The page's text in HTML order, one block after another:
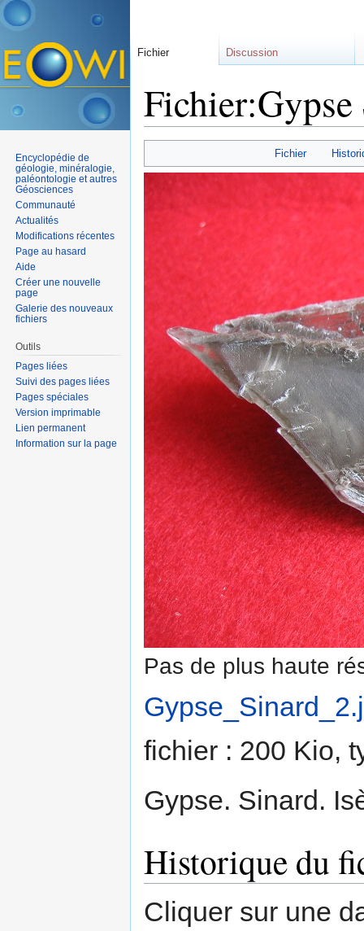
Fichier
Pas de plus haute
fichier : 200 Kio,
Gypse. Sinard.
Historique du
Cliquer sur une
Fichier Discussion
Encyclopédie de
géologie, minéralogie,
paléontologie et autres
Géosciences
Communauté
Actualités
Modifications récentes
Page au hasard
Aide
Créer une nouvelle
page
Galerie des nouveaux
fichiers
Outils
Pages liées
Suivi des pages liées
Pages spéciales
Version imprimable
Lien permanent
Information sur la page